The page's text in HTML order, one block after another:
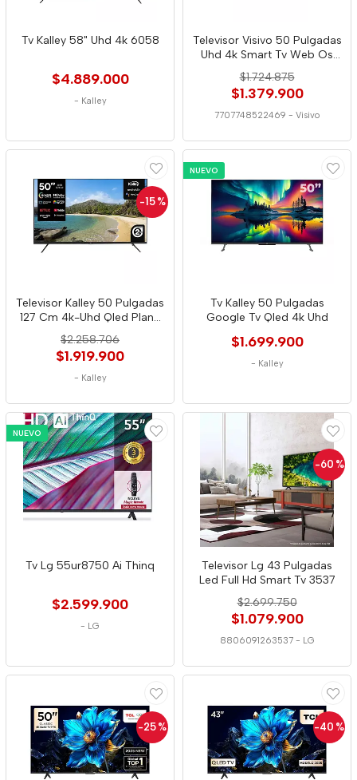
Tv Kalley 58" Uhd 4k 6058
$4.889.000
- Kalley
Televisor Visivo 50 Pulgadas
Uhd 4k Smart Tv Web Os
$1.724.875
$1.379.900
7707748522469 - Visivo
-15 %
Televisor Kalley 50 Pulgadas
127 Cm 4k-Uhd Qled Plano
$2.258.706
$1.919.900
- Kalley
NUEVO
Tv Kalley 50 Pulgadas
Google Tv Qled 4k Uhd
$1.699.900
- Kalley
NUEVO
Tv Lg 55ur8750 Ai Thinq
$2.599.900
- LG
-60 %
Televisor Lg 43 Pulgadas
Led Full Hd Smart Tv 3537
$2.699.750
$1.079.900
8806091263537 - LG
-25 % -40 %